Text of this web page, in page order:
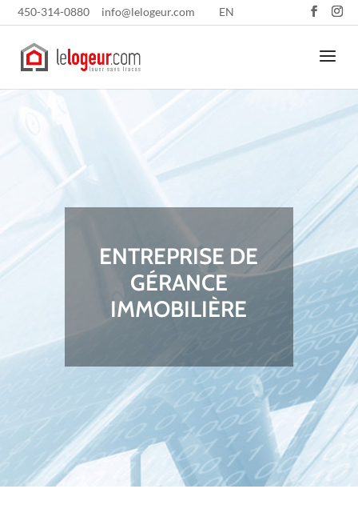
450-314-0880 info@lelogeur.com EN
ENTREPRISE DE
GÉRANCE
IMMOBILIÈRE